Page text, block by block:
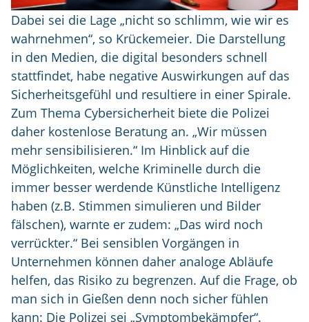
Dabei sei die Lage „nicht so schlimm, wie wir es
wahrnehmen“, so Krückemeier. Die Darstellung
in den Medien, die digital besonders schnell
stattfindet, habe negative Auswirkungen auf das
Sicherheitsgefühl und resultiere in einer Spirale.
Zum Thema Cybersicherheit biete die Polizei
daher kostenlose Beratung an. „Wir müssen
mehr sensibilisieren.“ Im Hinblick auf die
Möglichkeiten, welche Kriminelle durch die
immer besser werdende Künstliche Intelligenz
haben (z.B. Stimmen simulieren und Bilder
fälschen), warnte er zudem: „Das wird noch
verrückter.“ Bei sensiblen Vorgängen in
Unternehmen können daher analoge Abläufe
helfen, das Risiko zu begrenzen. Auf die Frage, ob
man sich in Gießen denn noch sicher fühlen
kann: Die Polizei sei „Symptombekämpfer“.